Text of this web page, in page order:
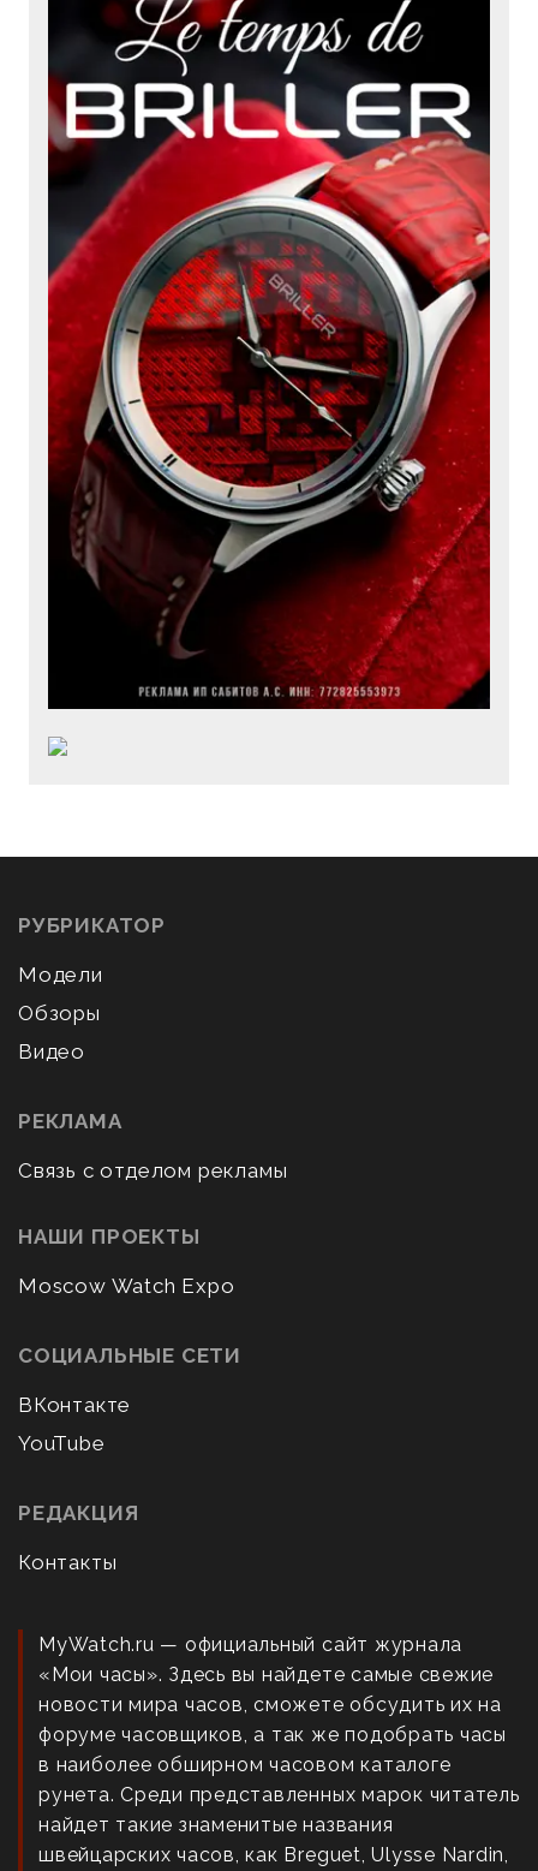
РУБРИКАТОР
Модели
Обзоры
Видео
РЕКЛАМА
Связь с отделом рекламы
НАШИ ПРОЕКТЫ
Moscow Watch Expo
СОЦИАЛЬНЫЕ СЕТИ
ВКонтакте
YouTube
РЕДАКЦИЯ
Контакты
MyWatch.ru — официальный сайт журнала
«Мои часы». Здесь вы найдете самые свежие
новости мира часов, сможете обсудить их на
форуме часовщиков, а так же подобрать часы
в наиболее обширном часовом каталоге
рунета. Среди представленных марок читатель
найдет такие знаменитые названия
швейцарских часов, как Breguet, Ulysse Nardin,